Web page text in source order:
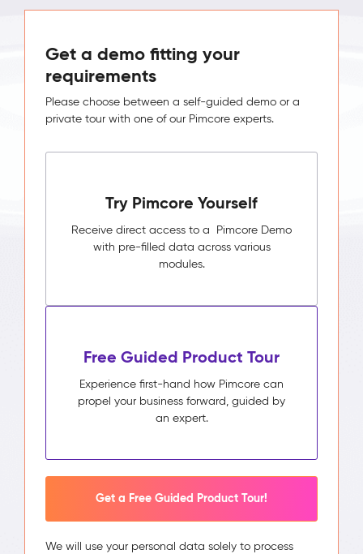
Get a demo fitting your
requirements
Please choose between a self-guided demo or a
private tour with one of our Pimcore experts.
Try Pimcore Yourself
Receive direct access to a Pimcore Demo
with pre-filled data across various
modules.
Free Guided Product Tour
Experience first-hand how Pimcore can
propel your business forward, guided by
an expert.
Get a Free Guided Product Tour!
We will use your personal data solely to process